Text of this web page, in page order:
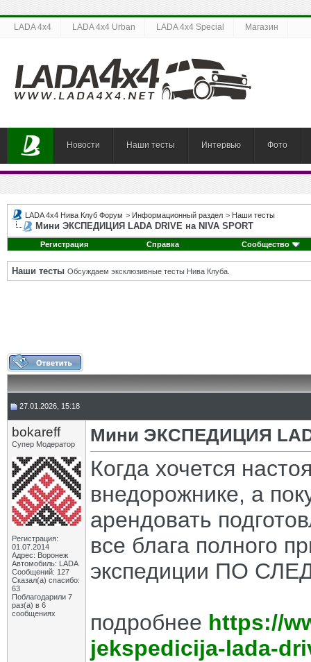
LADA 4x4 LADA 4x4 Urban LADA 4x4 Special Магазин
Новости Наши тесты Интервью Фото
LADA 4x4 Нива Клуб Форум > Информационный раздел > Наши тесты
Мини ЭКСПЕДИЦИЯ LADA DRIVE на NIVA SPORT
Регистрация Справка Сообщество
Наши тесты Обсуждаем эксклюзивные тесты Нива Клуба.
27.01.2026, 15:18
bokareff
Супер Модератор
Регистрация:
01.07.2014
Адрес: Воронеж
Автомобиль: LADA
Сообщений: 127
Сказал(а) спасибо:
63
Поблагодарили 7
раз(а) в 6
сообщениях
Мини ЭКСПЕДИЦИЯ
Когда хочется
внедорожнике, а
арендовать
все блага полного
экспедиции ПО
подробнее https://
jekspedicija-lada-